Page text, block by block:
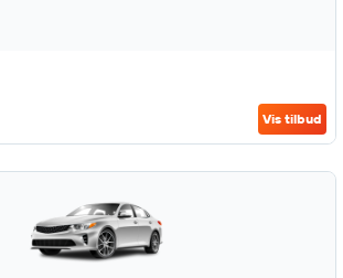
Vis tilbud